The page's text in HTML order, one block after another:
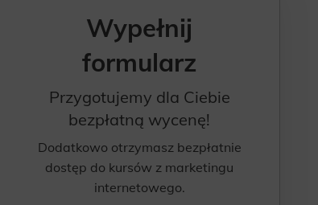
Wypełnij
formularz
Przygotujemy dla Ciebie
bezpłatną wycenę!
Dodatkowo otrzymasz bezpłatnie
dostęp do kursów z marketingu
internetowego.